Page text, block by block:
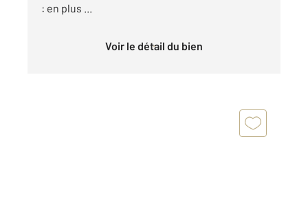
: en plus ...
Voir le détail du bien